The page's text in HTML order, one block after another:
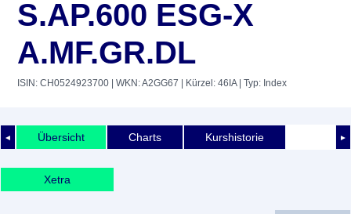
S.AP.600 ESG-X
A.MF.GR.DL
ISIN: CH0524923700 | WKN: A2GG67 | Kürzel: 46IA| Typ: Index
◄ ►
Übersicht Charts Kurshistorie
Xetra